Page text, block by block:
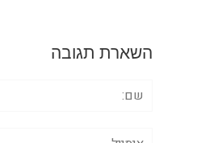
השארת תגובה